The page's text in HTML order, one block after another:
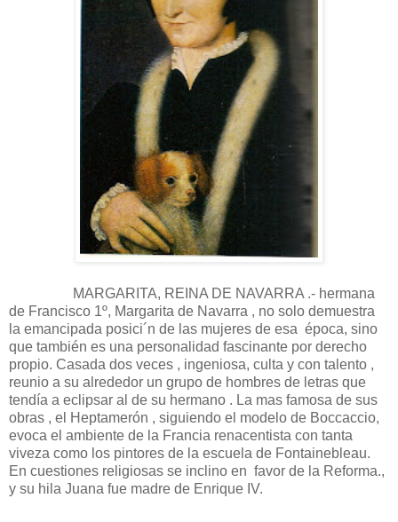
MARGARITA, REINA DE NAVARRA .- hermana
de Francisco 1º, Margarita de Navarra , no solo demuestra
la emancipada posici´n de las mujeres de esa época, sino
que también es una personalidad fascinante por derecho
propio. Casada dos veces , ingeniosa, culta y con talento ,
reunio a su alrededor un grupo de hombres de letras que
tendía a eclipsar al de su hermano . La mas famosa de sus
obras , el Heptamerón , siguiendo el modelo de Boccaccio,
evoca el ambiente de la Francia renacentista con tanta
viveza como los pintores de la escuela de Fontainebleau.
En cuestiones religiosas se inclino en favor de la Reforma.,
y su hila Juana fue madre de Enrique IV.